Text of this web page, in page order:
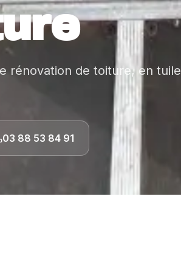
rénovation de toiture, en
03 88 53 84 91